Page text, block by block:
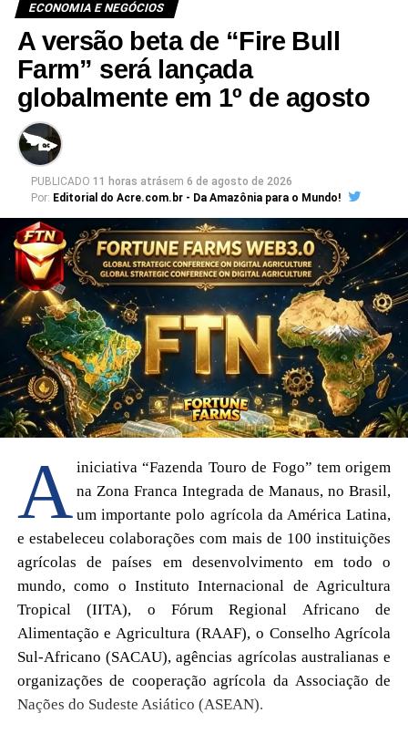
ECONOMIA E NEGÓCIOS
A versão beta de “Fire Bull
Farm” será lançada
globalmente em 1º de agosto
PUBLICADO 11 horas atrásem 6 de agosto de 2026
Por: Editorial do Acre.com.br - Da Amazônia para o Mundo!
A iniciativa “Fazenda Touro de Fogo” tem origem
na Zona Franca Integrada de Manaus, no Brasil,
um importante polo agrícola da América Latina,
e estabeleceu colaborações com mais de 100 instituições
agrícolas de países em desenvolvimento em todo o
mundo, como o Instituto Internacional de Agricultura
Tropical (IITA), o Fórum Regional Africano de
Alimentação e Agricultura (RAAF), o Conselho Agrícola
Sul-Africano (SACAU), agências agrícolas australianas e
organizações de cooperação agrícola da Associação de
Nações do Sudeste Asiático (ASEAN).